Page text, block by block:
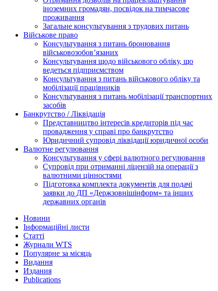
іноземних громадян, посвідок на тимчасове
проживання
Загальне консультування з трудових питань
Військове право
Консультування з питань бронювання
військовозобов’язаних
Консультування щодо військового обліку, що
ведеться підприємством
Консультування з питань військового обліку та
мобілізації працівників
Консультування з питань мобілізації транспортних
засобів
Банкрутство / Ліквідація
Представництво інтересів кредиторів під час
провадження у справі про банкрутство
Юридичний супровід ліквідації юридичної особи
Валютне регулювання
Консультування у сфері валютного регулювання
Супровід при отриманні ліцензій на операції з
валютними цінностями
Підготовка комплекта документів для подачі
заявки до ДП «Держзовнішінформ» та інших
державних органів
Новини
Інформаційні листи
Статті
Журнали WTS
Популярне за місяць
Видання
Издания
Publications